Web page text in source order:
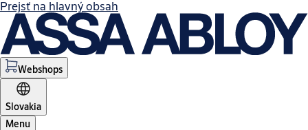
Prejsť na hlavný obsah
Webshops
Slovakia
Menu